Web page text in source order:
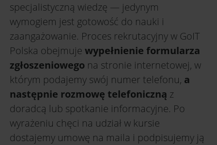
specjalistyczną wiedzę — jedynym
wymogiem jest gotowość do nauki i
zaangażowanie. Proces rekrutacyjny w GoIT
Polska obejmuje wypełnienie formularza
zgłoszeniowego na stronie internetowej, w
którym podajemy swój numer telefonu, a
następnie rozmowę telefoniczną z
doradcą lub spotkanie informacyjne. Po
wyrażeniu chęci na udział w kursie
dostajemy umowę na maila i podpisujemy ją